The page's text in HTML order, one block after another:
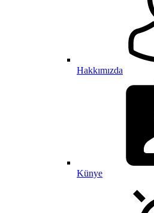
Hakkımızda
Künye